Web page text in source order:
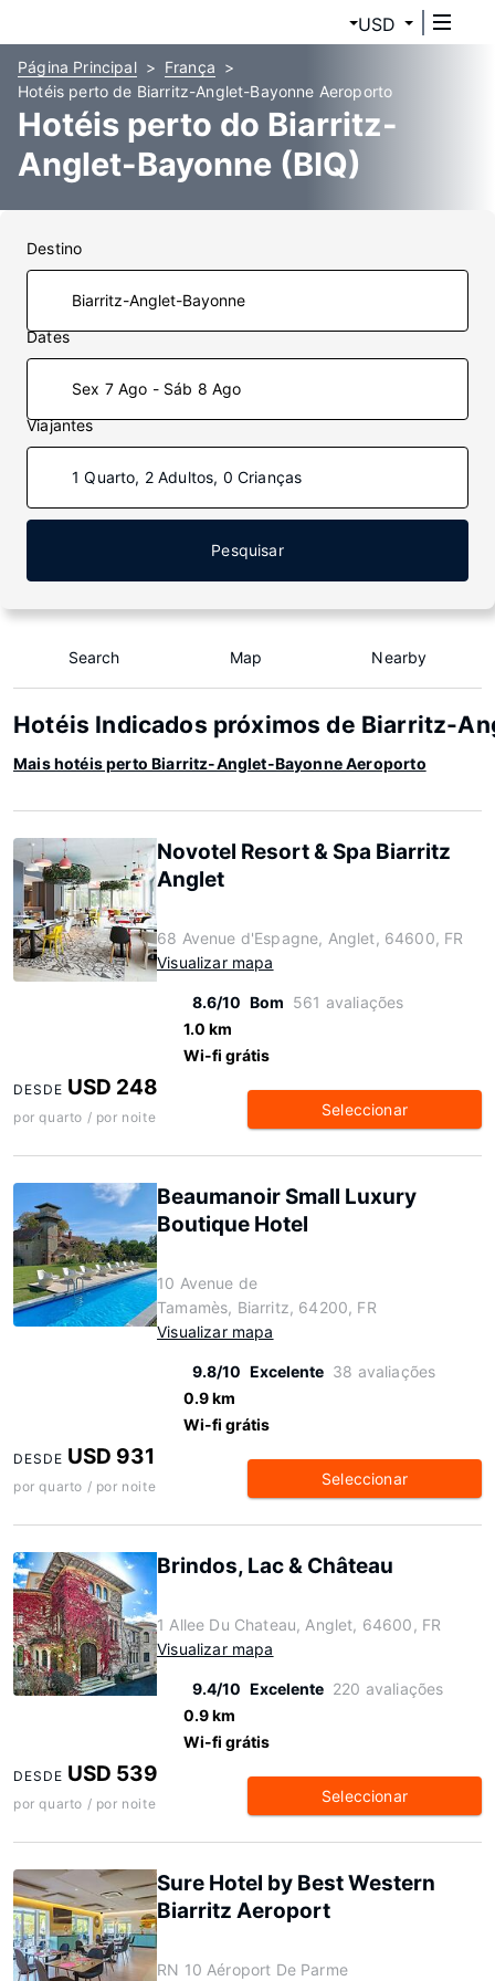
USD
Página Principal
França
Hotéis perto de Biarritz-Anglet-Bayonne Aeroporto
Hotéis perto do Biarritz-
Anglet-Bayonne (BIQ)
Destino
Dates
Sex 7 Ago - Sáb 8 Ago
Viajantes
1 Quarto, 2 Adultos, 0 Crianças
Pesquisar
Search Map Nearby
Hotéis Indicados próximos de Biarritz-
Mais hotéis perto Biarritz-Anglet-Bayonne Aeroporto
Novotel Resort & Spa Biarritz
Anglet
68 Avenue d'Espagne, Anglet, 64600, FR
Visualizar mapa
8.6/10 Bom 561 avaliações
1.0 km
Wi-fi grátis
DESDE USD 248
por quarto / por noite Seleccionar
Beaumanoir Small Luxury
Boutique Hotel
10 Avenue de
Tamamès, Biarritz, 64200, FR
Visualizar mapa
9.8/10 Excelente 38 avaliações
0.9 km
Wi-fi grátis
DESDE USD 931
por quarto / por noite Seleccionar
Brindos, Lac & Château
1 Allee Du Chateau, Anglet, 64600, FR
Visualizar mapa
9.4/10 Excelente 220 avaliações
0.9 km
Wi-fi grátis
DESDE USD 539
por quarto / por noite Seleccionar
Sure Hotel by Best Western
Biarritz Aeroport
RN 10 Aéroport De Parme